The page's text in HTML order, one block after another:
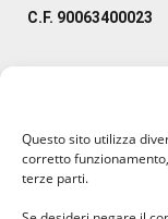
Questo sito utilizza
corretto
terze parti.
C.F. 90063400023